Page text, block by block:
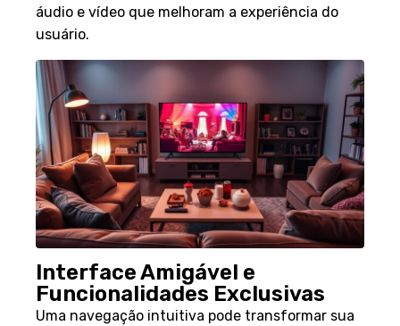
áudio e vídeo que melhoram a experiência do
usuário.
Interface Amigável e
Funcionalidades Exclusivas
Uma navegação intuitiva pode transformar sua